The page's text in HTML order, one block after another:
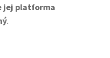
jej platforma
.